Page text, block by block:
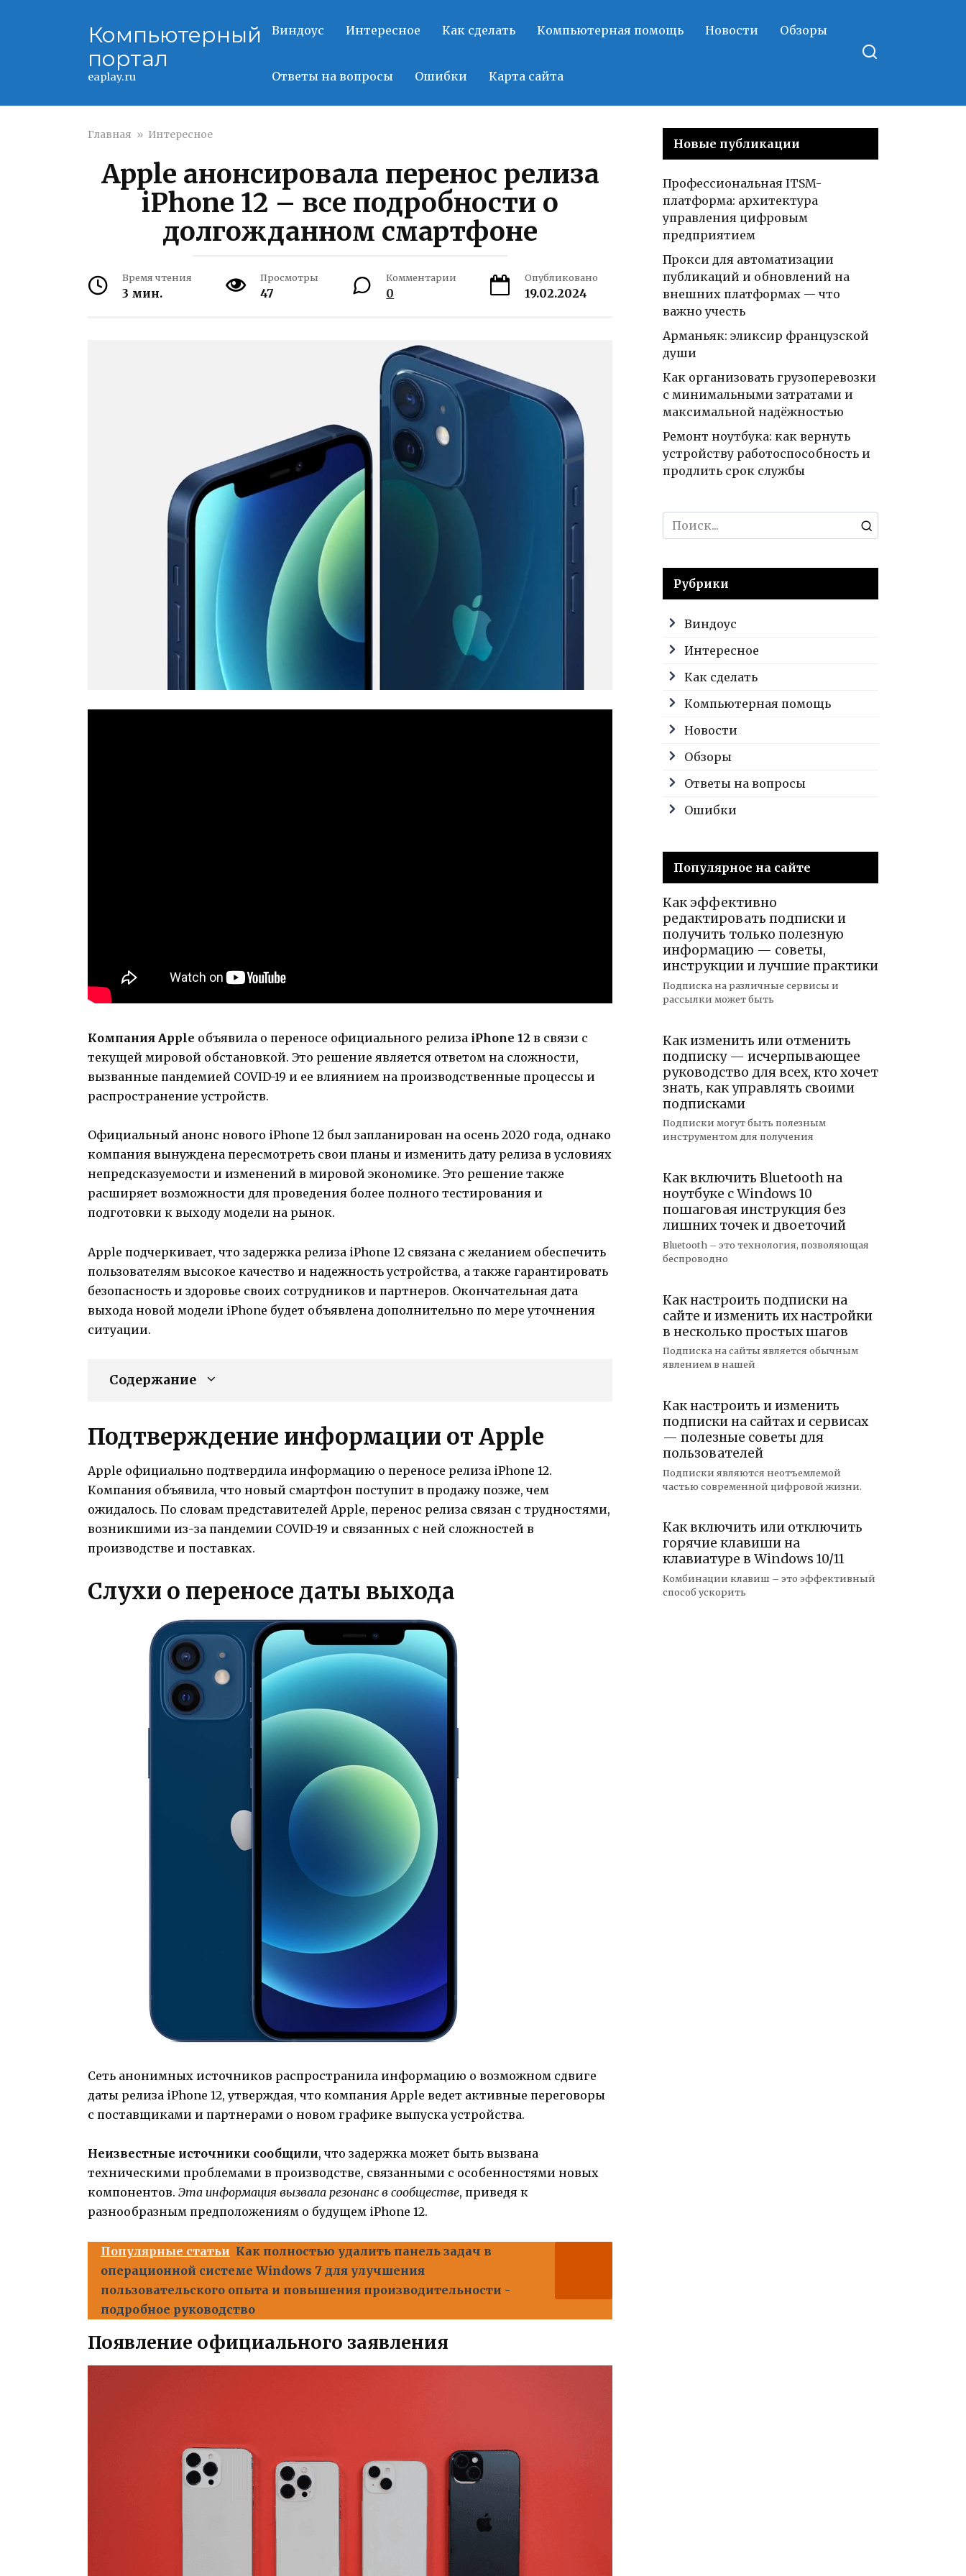
Компьютерный
портал
eaplay.ru
Виндоус Интересное Как сделать Компьютерная помощь Новости Обзоры
Ответы на вопросы Ошибки Карта сайта
Главная » Интересное
Apple анонсировала перенос релиза
iPhone 12 – все подробности о
долгожданном смартфоне
Время чтения
3 мин.
Просмотры
47
Комментарии
0
Опубликовано
19.02.2024
Компания Apple объявила о переносе официального релиза iPhone 12 в связи с
текущей мировой обстановкой. Это решение является ответом на сложности,
вызванные пандемией COVID-19 и ее влиянием на производственные процессы и
распространение устройств.
Официальный анонс нового iPhone 12 был запланирован на осень 2020 года, однако
компания вынуждена пересмотреть свои планы и изменить дату релиза в условиях
непредсказуемости и изменений в мировой экономике. Это решение также
расширяет возможности для проведения более полного тестирования и
подготовки к выходу модели на рынок.
Apple подчеркивает, что задержка релиза iPhone 12 связана с желанием обеспечить
пользователям высокое качество и надежность устройства, а также гарантировать
безопасность и здоровье своих сотрудников и партнеров. Окончательная дата
выхода новой модели iPhone будет объявлена дополнительно по мере уточнения
ситуации.
Содержание
Подтверждение информации от Apple
Apple официально подтвердила информацию о переносе релиза iPhone 12.
Компания объявила, что новый смартфон поступит в продажу позже, чем
ожидалось. По словам представителей Apple, перенос релиза связан с трудностями,
возникшими из-за пандемии COVID-19 и связанных с ней сложностей в
производстве и поставках.
Слухи о переносе даты выхода
Сеть анонимных источников распространила информацию о возможном сдвиге
даты релиза iPhone 12, утверждая, что компания Apple ведет активные переговоры
с поставщиками и партнерами о новом графике выпуска устройства.
Неизвестные источники сообщили, что задержка может быть вызвана
техническими проблемами в производстве, связанными с особенностями новых
компонентов. Эта информация вызвала резонанс в сообществе, приведя к
разнообразным предположениям о будущем iPhone 12.
Популярные статьи Как полностью удалить панель задач в
операционной системе Windows 7 для улучшения
пользовательского опыта и повышения производительности -
подробное руководство
Появление официального заявления
Новые публикации
Профессиональная ITSM-
платформа: архитектура
управления цифровым
предприятием
Прокси для автоматизации
публикаций и обновлений на
внешних платформах — что
важно учесть
Арманьяк: эликсир французской
души
Как организовать грузоперевозки
с минимальными затратами и
максимальной надёжностью
Ремонт ноутбука: как вернуть
устройству работоспособность и
продлить срок службы
Search
for:
Рубрики
Виндоус
Интересное
Как сделать
Компьютерная помощь
Новости
Обзоры
Ответы на вопросы
Ошибки
Популярное на сайте
Как эффективно
редактировать подписки и
получить только полезную
информацию — советы,
инструкции и лучшие практики
Подписка на различные сервисы и
рассылки может быть
Как изменить или отменить
подписку — исчерпывающее
руководство для всех, кто хочет
знать, как управлять своими
подписками
Подписки могут быть полезным
инструментом для получения
Как включить Bluetooth на
ноутбуке с Windows 10
пошаговая инструкция без
лишних точек и двоеточий
Bluetooth – это технология, позволяющая
беспроводно
Как настроить подписки на
сайте и изменить их настройки
в несколько простых шагов
Подписка на сайты является обычным
явлением в нашей
Как настроить и изменить
подписки на сайтах и сервисах
— полезные советы для
пользователей
Подписки являются неотъемлемой
частью современной цифровой жизни.
Как включить или отключить
горячие клавиши на
клавиатуре в Windows 10/11
Комбинации клавиш – это эффективный
способ ускорить